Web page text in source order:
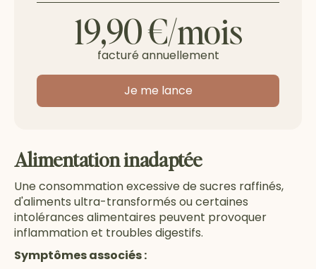
19,90 €/mois
facturé annuellement
Je me lance
Alimentation inadaptée
Une consommation excessive de sucres raffinés,
d'aliments ultra-transformés ou certaines
intolérances alimentaires peuvent provoquer
inflammation et troubles digestifs.
Symptômes associés :